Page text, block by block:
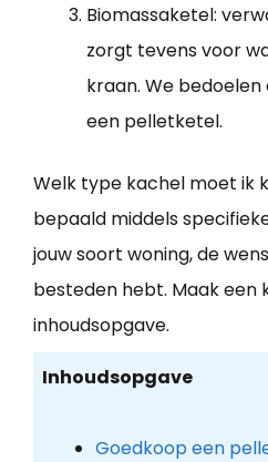
Biomassaketel:
zorgt tevens voor
kraan. We
een pelletketel.
Welk type kachel moet ik
bepaald middels
jouw soort woning, de
besteden hebt. Maak een
inhoudsopgave.
Inhoudsopgave
Goedkoop een